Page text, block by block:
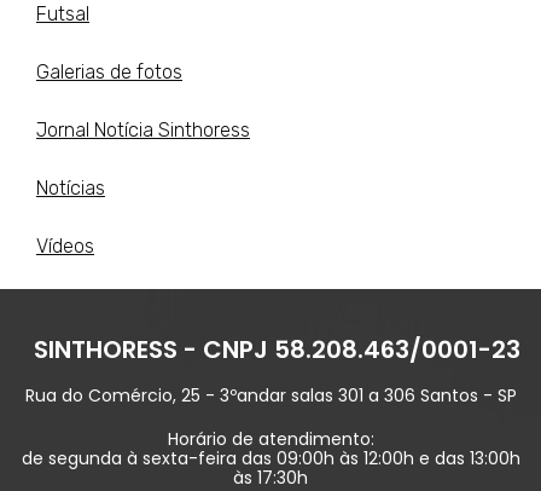
Futsal
Galerias de fotos
Jornal Notícia Sinthoress
Notícias
Vídeos
SINTHORESS - CNPJ 58.208.463/0001-23
Rua do Comércio, 25 - 3ºandar salas 301 a 306 Santos - SP
Horário de atendimento:
de segunda à sexta-feira das 09:00h às 12:00h e das 13:00h
às 17:30h